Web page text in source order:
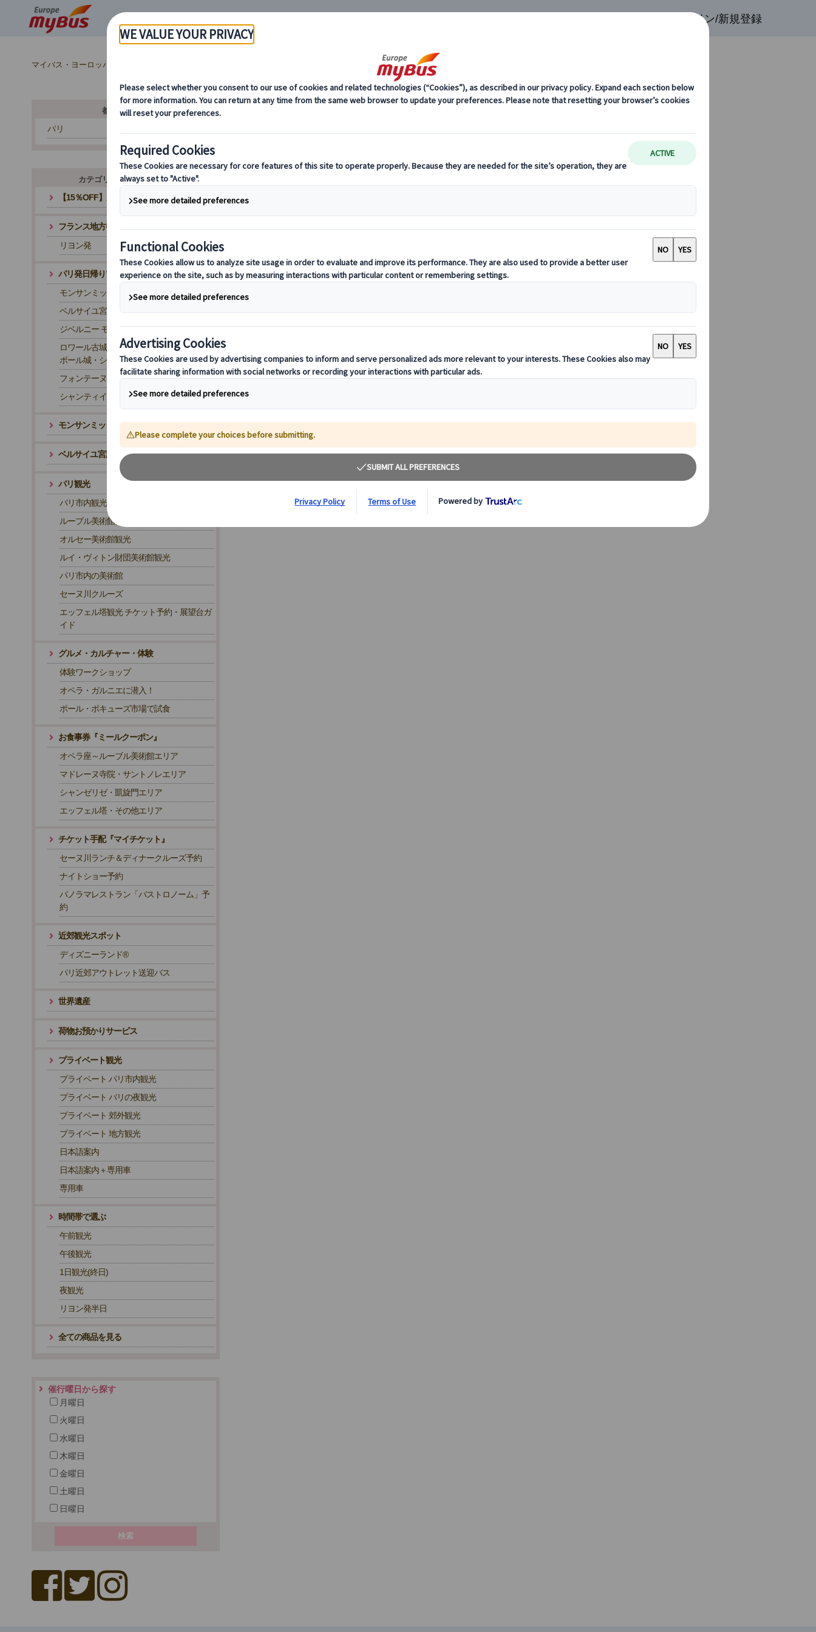
ログイン/新規登録
マイバス・ヨーロッパ
パリからモンサンミッシェルへの片道送迎。快適に移動
し、往路は途中オンフルールにも立ち寄り！モンサンミッ
シェルで宿泊を予定されているお客様や、お時間を自由に
【10月まで】
7、8/4・6・11・13・18・20・25・27、9/22・24
(第一日曜、5/1・8、7/26、9/19・20を除く)
(2・3月の第一日曜、12/25、1/1、3/30を除く)
4時間40分(両プランとも)
都市から探す
パリ
カテゴリ・テーマから探す
【15％OFF】夏旅応援キャンペーン
フランス地方都市発ツアー
リヨン発
パリ発日帰りツアー
モンサンミッシェル
ベルサイユ宮殿
ジベルニー モネの家と庭園
ロワール古城巡りツアー｜世界遺産シャン
ボール城・シュノンソー城
フォンテーヌブロー
シャンティイ城
モンサンミッシェル・片道トランスファー
ベルサイユ宮殿・往路トランスファー
パリ観光
パリ市内観光
ルーブル美術館観光
オルセー美術館観光
ルイ・ヴィトン財団美術館観光
パリ市内の美術館
セーヌ川クルーズ
エッフェル塔観光 チケット予約・展望台ガ
イド
グルメ・カルチャー・体験
体験ワークショップ
オペラ・ガルニエに潜入！
ポール・ボキューズ市場で試食
お食事券『ミールクーポン』
オペラ座～ルーブル美術館エリア
マドレーヌ寺院・サントノレエリア
シャンゼリゼ・凱旋門エリア
エッフェル塔・その他エリア
チケット手配『マイチケット』
セーヌ川ランチ＆ディナークルーズ予約
ナイトショー予約
パノラマレストラン「バストロノーム」予
約
近郊観光スポット
ディズニーランド®
パリ近郊アウトレット送迎バス
世界遺産
荷物お預かりサービス
プライベート観光
プライベート パリ市内観光
プライベート パリの夜観光
プライベート 郊外観光
プライベート 地方観光
日本語案内
日本語案内＋専用車
専用車
時間帯で選ぶ
午前観光
午後観光
1日観光(終日)
夜観光
リヨン発半日
全ての商品を見る
催行曜日から探す
月曜日
火曜日
水曜日
木曜日
金曜日
土曜日
日曜日